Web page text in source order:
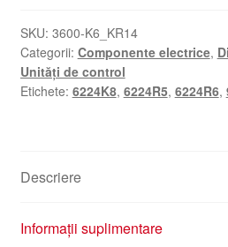
a
farurilor
Valeo
Citroën
SKU: 3600-K6_KR14
Categorii: Componente electrice,
Unități de control
Etichete: 6224K8, 6224R5, 6224R6,
Descriere
Informații suplimentare